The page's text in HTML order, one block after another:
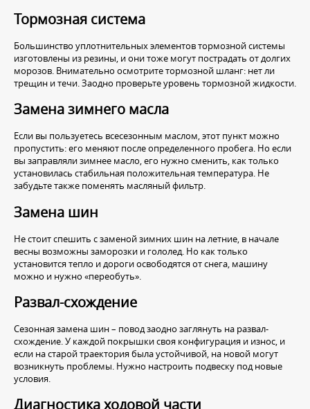
Тормозная система
Большинство уплотнительных элементов тормозной системы
изготовлены из резины, и они тоже могут пострадать от долгих
морозов. Внимательно осмотрите тормозной шланг: нет ли
трещин и течи. Заодно проверьте уровень тормозной жидкости.
Замена зимнего масла
Если вы пользуетесь всесезонным маслом, этот пункт можно
пропустить: его меняют после определенного пробега. Но если
вы заправляли зимнее масло, его нужно сменить, как только
установилась стабильная положительная температура. Не
забудьте также поменять масляный фильтр.
Замена шин
Не стоит спешить с заменой зимних шин на летние, в начале
весны возможны заморозки и гололед. Но как только
установится тепло и дороги освободятся от снега, машину
можно и нужно «переобуть».
Развал-схождение
Сезонная замена шин – повод заодно заглянуть на развал-
схождение. У каждой покрышки своя конфигурация и износ, и
если на старой траектория была устойчивой, на новой могут
возникнуть проблемы. Нужно настроить подвеску под новые
условия.
Диагностика ходовой части